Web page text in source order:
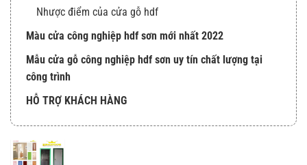
Nhược điểm của cửa gỗ hdf
Màu cửa công nghiệp hdf sơn mới nhất 2022
Mẫu cửa gỗ công nghiệp hdf sơn uy tín chất lượng tại
công trình
HỖ TRỢ KHÁCH HÀNG